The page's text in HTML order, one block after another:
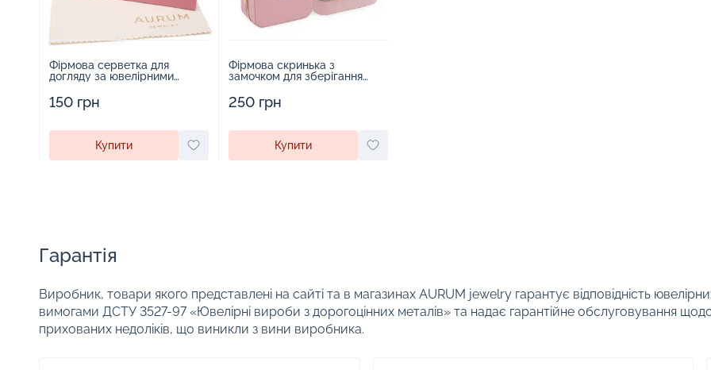
Фірмова серветка для
догляду за ювелірними
150 грн
Купити
Фірмова скринька з
замочком для зберігання
250 грн
Купити
Гарантія
Виробник, товари якого представлені на сайті та в магазинах AURUM jewelry гарантує відповідність
вимогами ДСТУ 3527-97 «Ювелірні вироби з дорогоцінних металів» та надає гарантійне обслуговування
прихованих недоліків, що виникли з вини виробника.